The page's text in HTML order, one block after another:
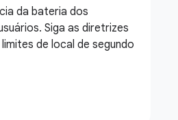
da bateria dos
Siga as diretrizes
de local de segundo